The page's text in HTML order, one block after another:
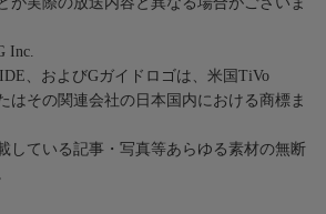
Inc.
、およびGガイドロゴは、米国TiVo
はその関連会社の日本国内における商標ま
している記事・写真等あらゆる素材の無断